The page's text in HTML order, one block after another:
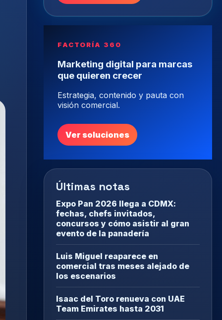
FACTORÍA 360
Marketing digital para marcas
que quieren crecer
Estrategia, contenido y pauta con
visión comercial.
Ver soluciones
Últimas notas
Expo Pan 2026 llega a CDMX:
fechas, chefs invitados,
concursos y cómo asistir al gran
evento de la panadería
Luis Miguel reaparece en
comercial tras meses alejado de
los escenarios
Isaac del Toro renueva con UAE
Team Emirates hasta 2031